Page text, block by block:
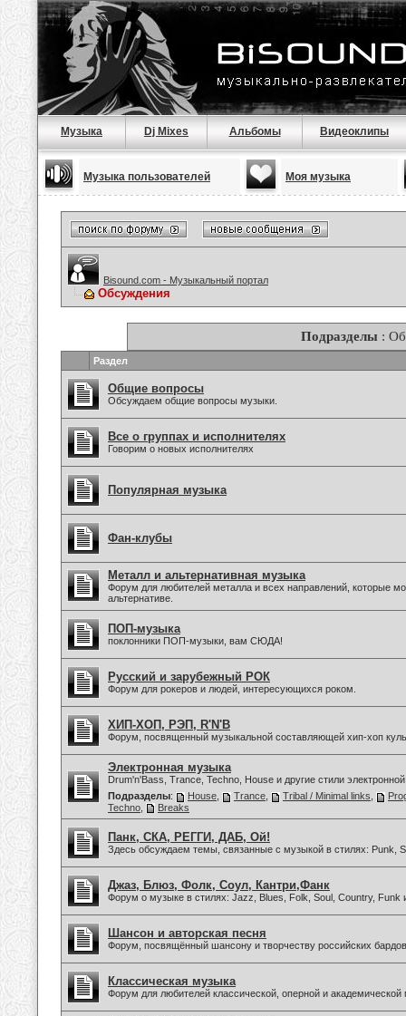
Музыка Dj Mixes Альбомы Видеоклипы
Музыка пользователей Моя музыка
Bisound.com - Музыкальный портал
Обсуждения
Подразделы :
Раздел
Общие вопросы
Обсуждаем общие вопросы музыки.
Все о группах и исполнителях
Говорим о новых исполнителях
Популярная музыка
Фан-клубы
Металл и альтернативная музыка
Форум для любителей металла и всех направлений, которые
альтернативе.
ПОП-музыка
поклонники ПОП-музыки, вам СЮДА!
Русский и зарубежный РОК
Форум для рокеров и людей, интересующихся роком.
ХИП-ХОП, РЭП, R'N'B
Форум, посвященный музыкальной составляющей хип-хоп
Электронная музыка
Drum'n'Bass, Trance, Techno, House и другие стили
Подразделы: House Trance Tribal / Minimal links
Techno
Breaks
Панк, СКА, РЕГГИ, ДАБ, Ой!
Здесь обсуждаем темы, связанные с музыкой в стилях: Punk,
Джаз, Блюз, Фолк, Соул, Кантри,Фанк
Форум о музыке в стилях: Jazz, Blues, Folk, Soul, Country, Funk
Шансон и авторская песня
Форум, посвящённый шансону и творчеству российских
Классическая музыка
Форум для любителей классической, оперной и академической